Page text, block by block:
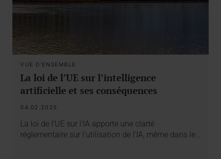
VUE D'ENSEMBLE
La loi de l’UE sur l’intelligence
artificielle et ses conséquences
04.02.2025
La loi de l’UE sur l’IA apporte une clarté
réglementaire sur l’utilisation de l’IA, même dans le…